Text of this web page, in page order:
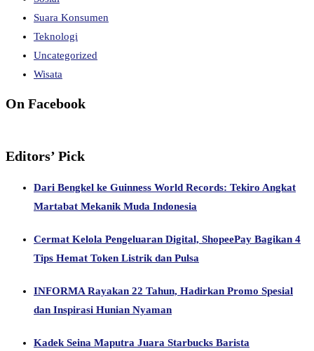
Suara Konsumen
Teknologi
Uncategorized
Wisata
On Facebook
Editors’ Pick
Dari Bengkel ke Guinness World Records: Tekiro Angkat
Martabat Mekanik Muda Indonesia
Cermat Kelola Pengeluaran Digital, ShopeePay Bagikan 4
Tips Hemat Token Listrik dan Pulsa
INFORMA Rayakan 22 Tahun, Hadirkan Promo Spesial
dan Inspirasi Hunian Nyaman
Kadek Seina Maputra Juara Starbucks Barista